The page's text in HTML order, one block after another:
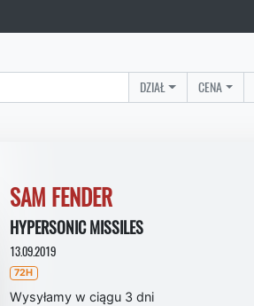
DZIAŁ CENA
SAM FENDER
HYPERSONIC MISSILES
13.09.2019
72H
Wysyłamy w ciągu 3 dni